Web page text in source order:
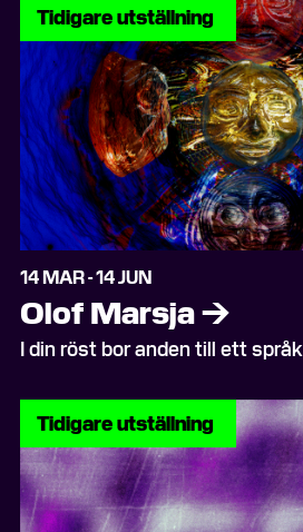
Tidigare utställning
14 MAR - 14 JUN
Olof Marsja→
I din röst bor anden till ett språk
Tidigare utställning